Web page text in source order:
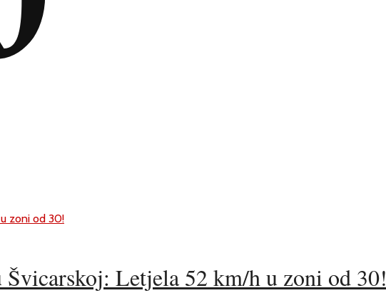
Letjela 52 km/h u zoni od 30!